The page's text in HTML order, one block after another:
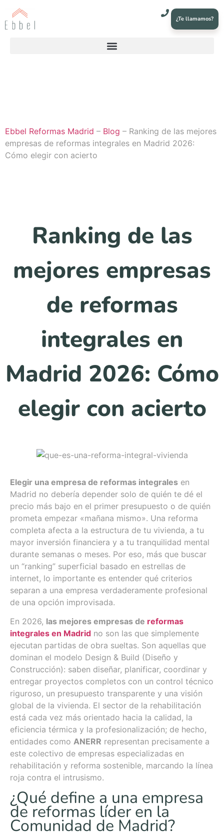
¿Te llamamos?
Ebbel Reformas Madrid – Blog – Ranking de las mejores
empresas de reformas integrales en Madrid 2026:
Cómo elegir con acierto
Ranking de las
mejores empresas
de reformas
integrales en
Madrid 2026: Cómo
elegir con acierto
Elegir una empresa de reformas integrales en
Madrid no debería depender solo de quién te dé el
precio más bajo en el primer presupuesto o de quién
prometa empezar «mañana mismo». Una reforma
completa afecta a la estructura de tu vivienda, a tu
mayor inversión financiera y a tu tranquilidad mental
durante semanas o meses. Por eso, más que buscar
un “ranking” superficial basado en estrellas de
internet, lo importante es entender qué criterios
separan a una empresa verdaderamente profesional
de una opción improvisada.
En 2026, las mejores empresas de reformas
integrales en Madrid no son las que simplemente
ejecutan partidas de obra sueltas. Son aquellas que
dominan el modelo Design & Build (Diseño y
Construcción): saben diseñar, planificar, coordinar y
entregar proyectos completos con un control técnico
riguroso, un presupuesto transparente y una visión
global de la vivienda. El sector de la rehabilitación
está cada vez más orientado hacia la calidad, la
eficiencia térmica y la profesionalización; de hecho,
entidades como ANERR representan precisamente a
este colectivo de empresas especializadas en
rehabilitación y reforma sostenible, marcando la línea
roja contra el intrusismo.
¿Qué define a una empresa
de reformas líder en la
Comunidad de Madrid?